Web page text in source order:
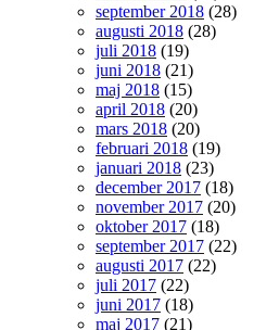
september 2018 (28)
augusti 2018 (28)
juli 2018 (19)
juni 2018 (21)
maj 2018 (15)
april 2018 (20)
mars 2018 (20)
februari 2018 (19)
januari 2018 (23)
december 2017 (18)
november 2017 (20)
oktober 2017 (18)
september 2017 (22)
augusti 2017 (22)
juli 2017 (22)
juni 2017 (18)
maj 2017 (21)